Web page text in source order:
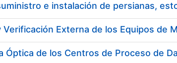
e instalación de persianas,